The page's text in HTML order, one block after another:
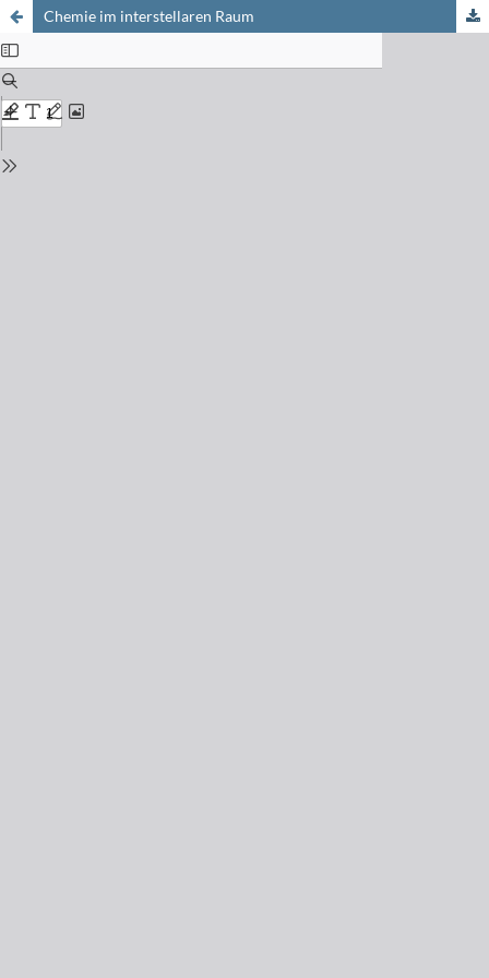
Chemie im interstellaren Raum